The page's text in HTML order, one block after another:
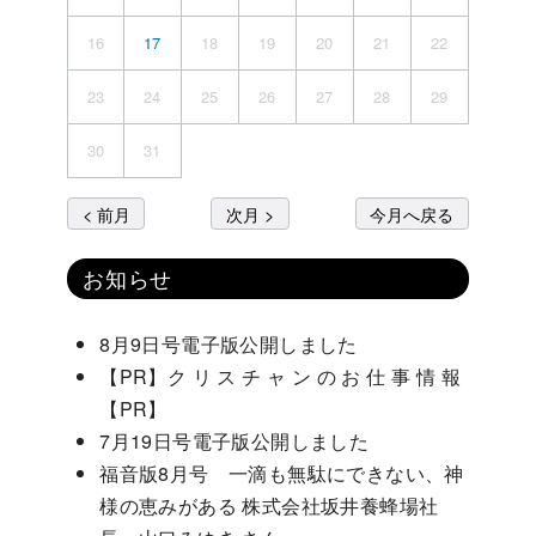
16 17 18 19 20 21 22
23 24 25 26 27 28 29
30 31
< 前月 次月 > 今月へ戻る
お知らせ
8月9日号電子版公開しました
【PR】ク リ ス チ ャ ン の お 仕 事 情 報
【PR】
7月19日号電子版公開しました
福音版8月号 一滴も無駄にできない、神
様の恵みがある 株式会社坂井養蜂場社